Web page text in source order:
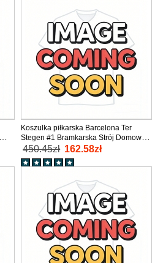
Koszulka piłkarska Barcelona Ter
Stegen #1 Bramkarska Strój Domowy
2025-26 tanio Długi Rękaw
450.45zł 162.58zł